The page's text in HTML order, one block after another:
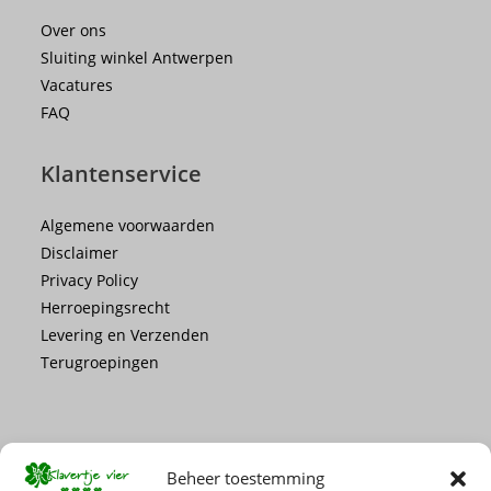
Beheer toestemming
Over ons
Sluiting winkel Antwerpen
Vacatures
FAQ
Klantenservice
Algemene voorwaarden
Disclaimer
Privacy Policy
Herroepingsrecht
Levering en Verzenden
Terugroepingen